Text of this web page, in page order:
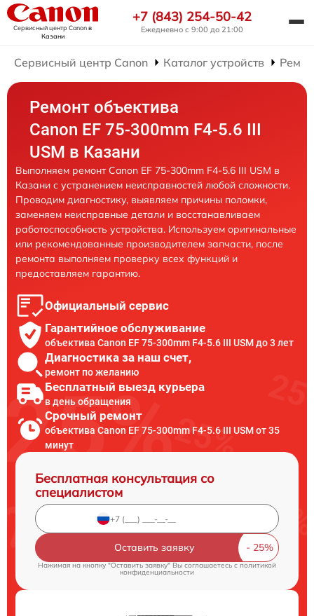
Сервисный центр Canonв
Казани
+7 (843) 254-50-42
Ежедневно с 9:00 до 21:00
Сервисный центр Canon Каталог устройств
Ремонт объектива
Canon EF 75-300mm F4-5.6 III
USM в Казани
Выполняем ремонт Canon EF 75-300mm F4-5.6 III USM в
Казани с устранением неисправностей любой сложности.
Проводим диагностику, выявляем причины поломки,
заменяем неисправные детали и восстанавливаем
работоспособность устройства. Используем оригинальные
или рекомендованные производителем запчасти, после
ремонта выполняем проверку всех функций и
предоставляем гарантию.
Официальный сервис
Гарантийное обслуживание
объектива Canon EF 75-300mm F4-5.6 III USM до 3 лет
Диагностика за наш счет,
ремонт по желанию
Бесплатный выезд курьера
в день обращения
Срочный ремонт
объектива Canon EF 75-300mm F4-5.6 III USM от 35
минут
Бесплатная консультация со
специалистом
Оставить заявку
Нажимая на кнопку "Оставить заявку" Вы соглашаетесь cполитикой
конфиденциальности